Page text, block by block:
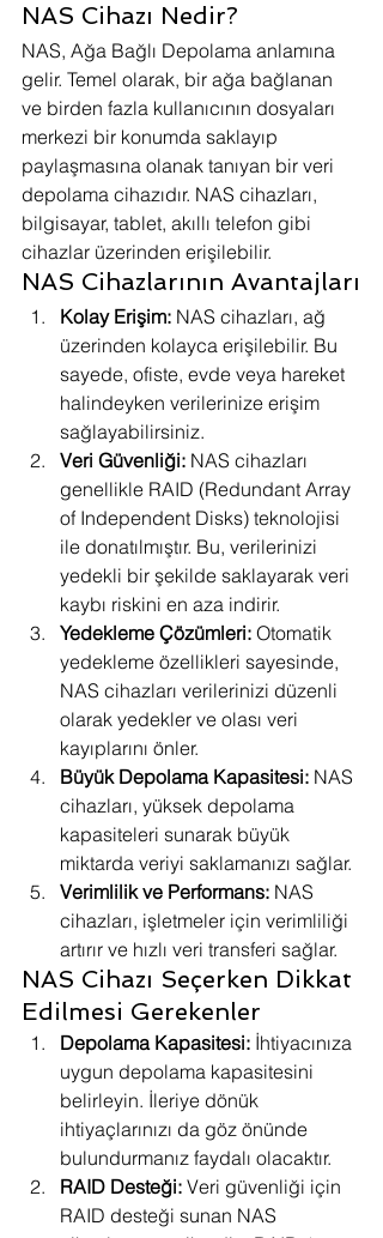
NAS Cihazı Nedir?
NAS, Ağa Bağlı Depolama anlamına
gelir. Temel olarak, bir ağa bağlanan
ve birden fazla kullanıcının dosyaları
merkezi bir konumda saklayıp
paylaşmasına olanak tanıyan bir veri
depolama cihazıdır. NAS cihazları,
bilgisayar, tablet, akıllı telefon gibi
cihazlar üzerinden erişilebilir.
NAS Cihazlarının Avantajları
Kolay Erişim: NAS cihazları, ağ
üzerinden kolayca erişilebilir. Bu
sayede, ofiste, evde veya hareket
halindeyken verilerinize erişim
sağlayabilirsiniz.
Veri Güvenliği: NAS cihazları
genellikle RAID (Redundant Array
of Independent Disks) teknolojisi
ile donatılmıştır. Bu, verilerinizi
yedekli bir şekilde saklayarak veri
kaybı riskini en aza indirir.
Yedekleme Çözümleri: Otomatik
yedekleme özellikleri sayesinde,
NAS cihazları verilerinizi düzenli
olarak yedekler ve olası veri
kayıplarını önler.
Büyük Depolama Kapasitesi: NAS
cihazları, yüksek depolama
kapasiteleri sunarak büyük
miktarda veriyi saklamanızı sağlar.
Verimlilik ve Performans: NAS
cihazları, işletmeler için verimliliği
artırır ve hızlı veri transferi sağlar.
NAS Cihazı Seçerken Dikkat
Edilmesi Gerekenler
Depolama Kapasitesi: İhtiyacınıza
uygun depolama kapasitesini
belirleyin. İleriye dönük
ihtiyaçlarınızı da göz önünde
bulundurmanız faydalı olacaktır.
RAID Desteği: Veri güvenliği için
RAID desteği sunan NAS